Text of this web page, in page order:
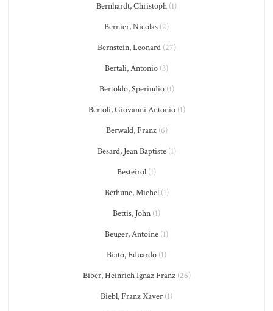
Bernhardt, Christoph (1)
Bernier, Nicolas (2)
Bernstein, Leonard(27)
Bertali, Antonio (3)
Bertoldo, Sperindio(1)
Bertoli, Giovanni Antonio(1)
Berwald, Franz(6)
Besard, Jean Baptiste(1)
Besteirol (1)
Béthune, Michel(1)
Bettis, John (1)
Beuger, Antoine (1)
Biato, Eduardo (1)
Biber, Heinrich Ignaz Franz(26)
Biebl, Franz Xaver (1)